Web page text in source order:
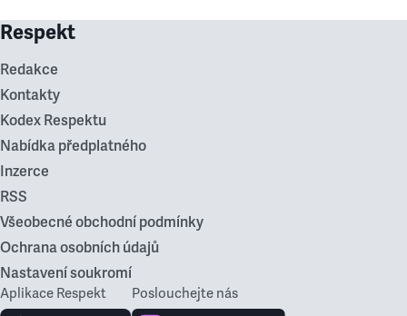
Respekt
Redakce
Kontakty
Kodex Respektu
Nabídka předplatného
Inzerce
RSS
Všeobecné obchodní podmínky
Ochrana osobních údajů
Nastavení soukromí
Aplikace Respekt Poslouchejte nás